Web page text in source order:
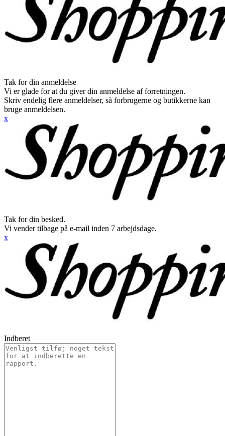
Tak for din anmeldelse
Vi er glade for at du giver din anmeldelse af forretningen.
Skriv endelig flere anmeldelser, så forbrugerne og butikkerne kan
bruge anmeldelsen.
x
Tak for din besked.
Vi vender tilbage på e-mail inden 7 arbejdsdage.
x
Indberet